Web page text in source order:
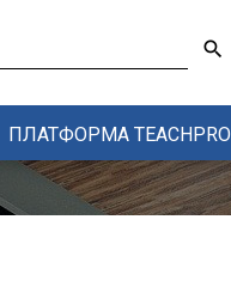
search
ПЛАТФОРМА TEACHPRO